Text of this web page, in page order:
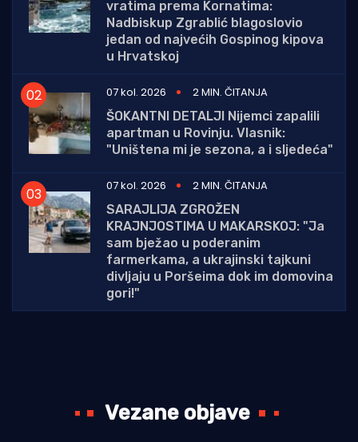
vratima prema Kornatima:
Nadbiskup Zgrablić blagoslovio
jedan od najvećih Gospinog kipova
u Hrvatskoj
07 kol. 2026
2 MIN. ČITANJA
ŠOKANTNI DETALJI Nijemci zapalili
apartman u Rovinju. Vlasnik:
"Uništena mi je sezona, a i sljedeća"
07 kol. 2026
2 MIN. ČITANJA
SARAJLIJA ZGROŽEN
KRAJNJOSTIMA U MAKARSKOJ: "Ja
sam bježao u poderanim
farmerkama, a ukrajinski tajkuni
divljaju u Poršeima dok im domovina
gori!"
Vezane objave